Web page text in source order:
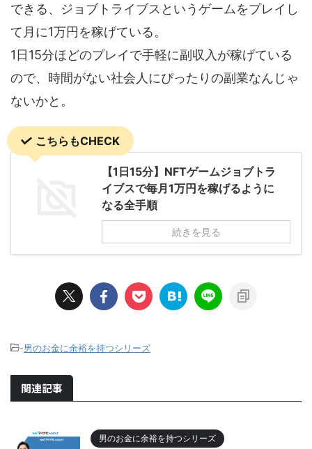
できる、ジョブトライブスというゲームをプレイし
て月に1万円を稼げている。
1日15分ほどのプレイで手軽に副収入が稼げている
ので、時間がない社会人にぴったりの副業なんじゃ
ないかと。
こちらもCHECK
【1日15分】NFTゲームジョブトラ
イブスで毎月1万円を稼げるように
なる全手順
続きを見る
-男のお金に余裕を持つシリーズ
関連記事
男のお金に余裕を持つシリーズ